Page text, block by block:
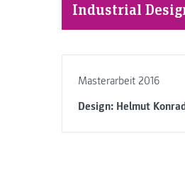
Industrial
Masterarbeit 2016
Design: Helmut